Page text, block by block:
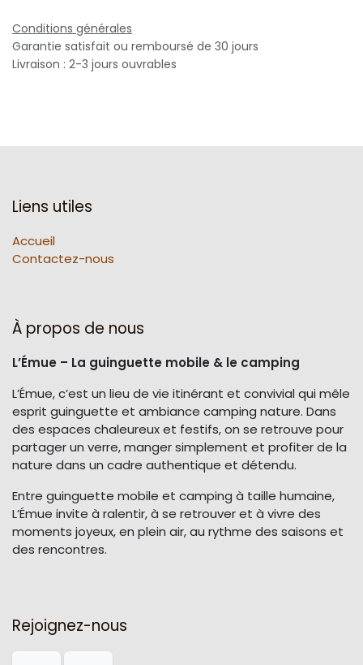
Conditions générales
Garantie satisfait ou remboursé de 30 jours
Livraison : 2-3 jours ouvrables
Liens utiles
Accueil
Contactez-nous
À propos de nous
L’Émue – La guinguette mobile & le camping
L’Émue, c’est un lieu de vie itinérant et convivial qui mêle
esprit guinguette et ambiance camping nature. Dans
des espaces chaleureux et festifs, on se retrouve pour
partager un verre, manger simplement et profiter de la
nature dans un cadre authentique et détendu.
Entre guinguette mobile et camping à taille humaine,
L’Émue invite à ralentir, à se retrouver et à vivre des
moments joyeux, en plein air, au rythme des saisons et
des rencontres.
Rejoignez-nous